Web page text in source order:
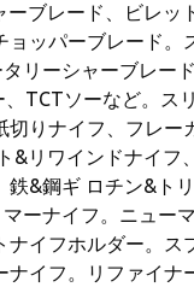
ブレード、ビレ
ッパーブレード
リーシャーブレー
TCTソーなど。ス
りナイフ、フレ
&リワインドナイ
&鋼ギ ロチン&ト
ーナイフ。ニュー
ナイフホルダー。
イフ。リファイ